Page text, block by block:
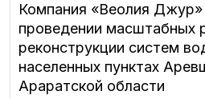
Компания «Веолия
проведении масштабных
реконструкции систем
населенных пунктах
Араратской области